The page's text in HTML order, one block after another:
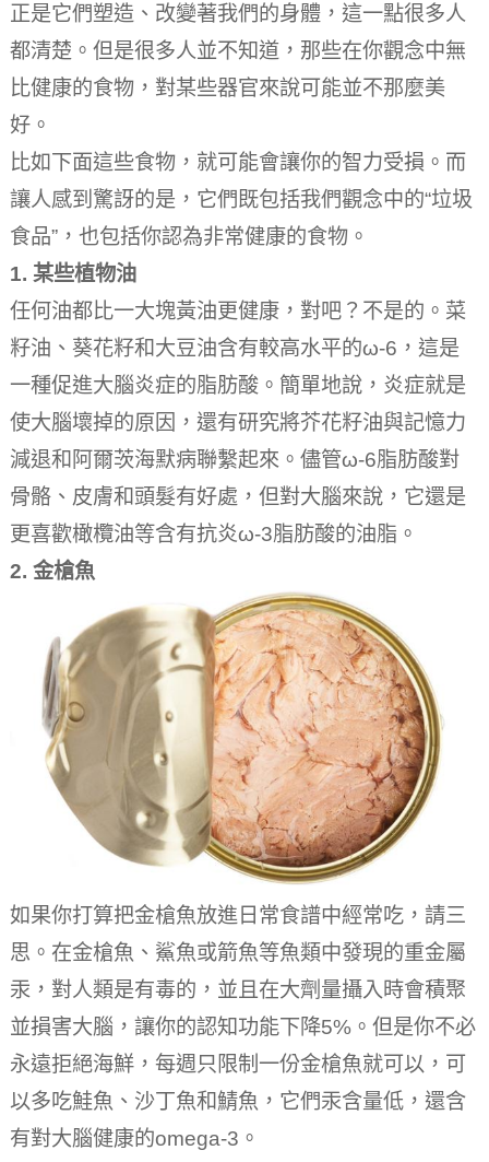
正是它們塑造、改變著我們的身體，這一點很多人
都清楚。 但是很多人並不知道，那些在你觀念中無
比健康的食物，對某些器官來說可能並不那麼美
好。
比如下面這些食物，就可能會讓你的智力受損。 而
讓人感到驚訝的是，它們既包括我們觀念中的“垃圾
食品”，也包括你認為非常健康的食物。
1. 某些植物油
任何油都比一大塊黃油更健康，對吧？ 不是的。 菜
籽油、葵花籽和大豆油含有較高水平的ω-6，這是
一種促進大腦炎症的脂肪酸。 簡單地說，炎症就是
使大腦壞掉的原因，還有研究將芥花籽油與記憶力
減退和阿爾茨海默病聯繫起來。 儘管ω-6脂肪酸對
骨骼、皮膚和頭髮有好處，但對大腦來說，它還是
更喜歡橄欖油等含有抗炎ω-3脂肪酸的油脂。
2. 金槍魚
如果你打算把金槍魚放進日常食譜中經常吃，請三
思。 在金槍魚、鯊魚或箭魚等魚類中發現的重金屬
汞，對人類是有毒的，並且在大劑量攝入時會積聚
並損害大腦，讓你的認知功能下降5%。 但是你不必
永遠拒絕海鮮，每週只限制一份金槍魚就可以，可
以多吃鮭魚、沙丁魚和鯖魚，它們汞含量低，還含
有對大腦健康的omega-3。